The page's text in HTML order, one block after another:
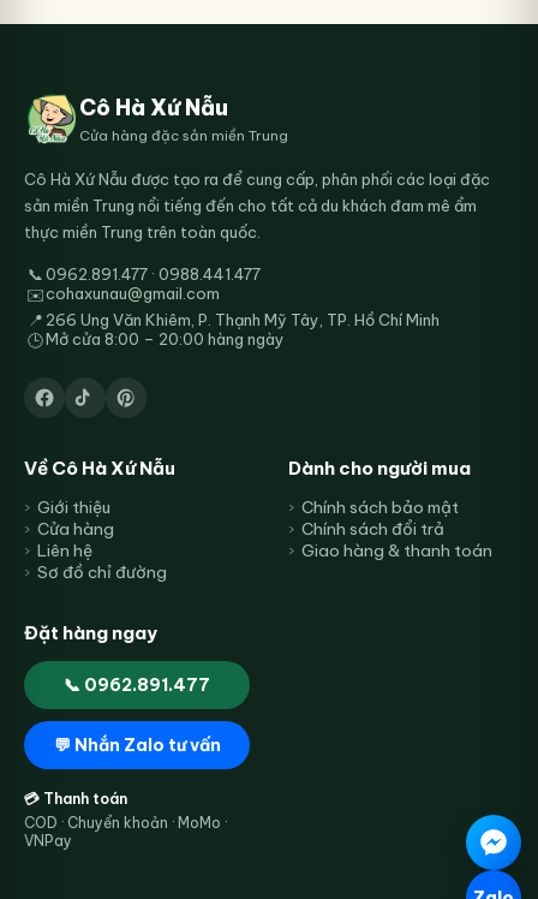
nhiều
Các
tùy
chọn
thể
được
chọn
trên
trang
sản
phẩm
Cô Hà Xứ Nẫu
Cửa hàng đặc sản miền Trung
Cô Hà Xứ Nẫu được tạo ra để cung cấp, phân phối các loại đặc
sản miền Trung nổi tiếng đến cho tất cả du khách đam mê ẩm
thực miền Trung trên toàn quốc.
📞0962.891.477 · 0988.441.477
✉️cohaxunau@gmail.com
📍 266 Ung Văn Khiêm, P. Thạnh Mỹ Tây, TP. Hồ Chí Minh
🕒Mở cửa 8:00 – 20:00 hàng ngày
Về Cô Hà Xứ Nẫu
Giới thiệu
Cửa hàng
Liên hệ
Sơ đồ chỉ đường
Dành cho người mua
Chính sách bảo mật
Chính sách đổi trả
Giao hàng & thanh toán
Đặt hàng ngay
📞 0962.891.477
💬 Nhắn Zalo tư vấn
💳 Thanh toán
COD · Chuyển khoản · MoMo ·
VNPay